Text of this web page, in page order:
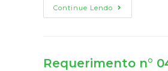
Continue Lendo
Requerimento n°